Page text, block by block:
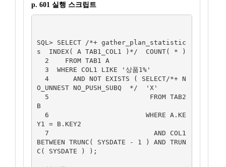
p. 601 실행 스크립트
SQL> SELECT /*+ gather_plan_statistic
s  INDEX( A TAB1_COL1 )*/  COUNT( * )
O_UNNEST NO_PUSH_SUBQ  */  'X'
B
Y1 = B.KEY2
BETWEEN TRUNC( SYSDATE - 1 ) AND TRUN
C( SYSDATE ) );